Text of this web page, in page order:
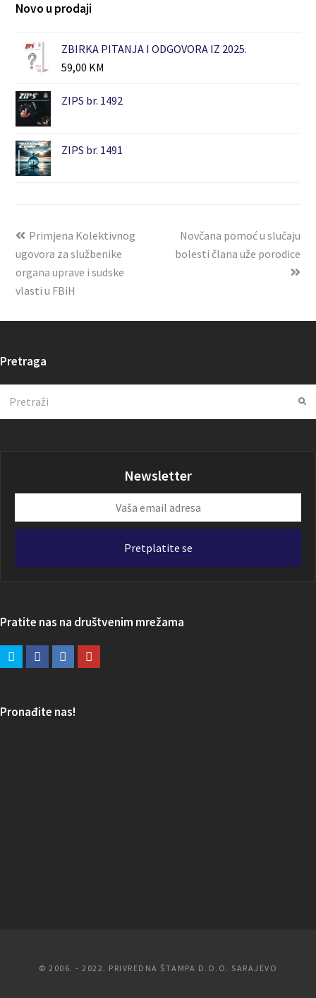
Novo u prodaji
ZBIRKA PITANJA I ODGOVORA IZ 2025.
59,00 KM
ZIPS br. 1492
ZIPS br. 1491
Primjena Kolektivnog
ugovora za službenike
organa uprave i sudske
vlasti u FBiH
Novčana pomoć u slučaju
bolesti člana uže porodice
Pretraga
Newsletter
email
Pretplatite se
Pratite nas na društvenim mrežama
Pronađite nas!
© 2006. - 2022. PRIVREDNA ŠTAMPA D.O.O. SARAJEVO